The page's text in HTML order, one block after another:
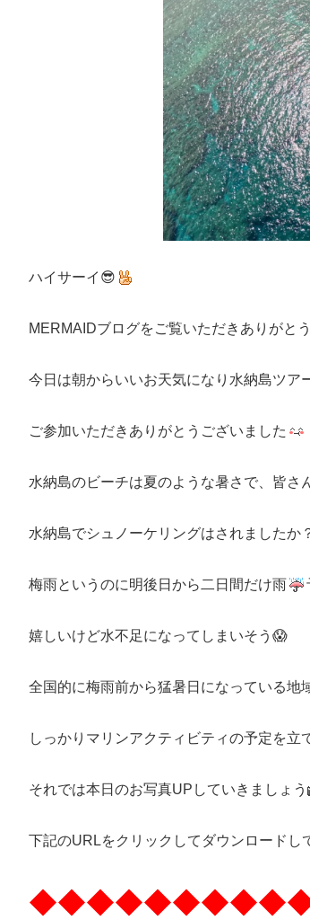
ハイサーイ😎
MERMAIDブログをご覧いただきありがと
今日は朝からいいお天気になり水納島ツア
ご参加いただきありがとうございました
水納島のビーチは夏のような暑さで、皆さ
水納島でシュノーケリングはされました
梅雨というのに明後日から二日間だけ雨
嬉しいけど水不足になってしまいそう😱
全国的に梅雨前から猛暑日になっている地
しっかりマリンアクティビティの予定を立
それでは本日のお写真UPしていきましょう
下記のURLをクリックしてダウンロードし